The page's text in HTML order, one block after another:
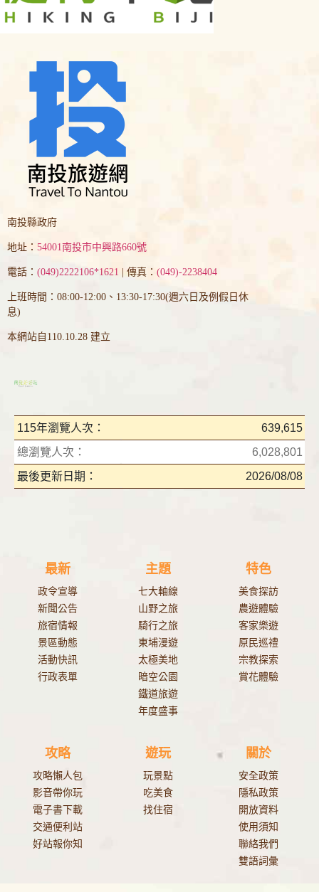
南投縣政府
地址： 54001南投市中興路660號
電話： (049)2222106*1621 | 傳真： (049)-2238404
上班時間：08:00-12:00、13:30-17:30(週六日及例假日休
息)
本網站自110.10.28 建立
115年瀏覽人次：
639,615
總瀏覽人次：
6,028,801
最後更新日期：
2026/08/08
最新
政令宣導
新聞公告
旅宿情報
景區動態
活動快訊
行政表單
主題
七大軸線
山野之旅
騎行之旅
東埔漫遊
太極美地
暗空公園
鐵道旅遊
年度盛事
特色
美食探訪
農遊體驗
客家樂遊
原民巡禮
宗教探索
賞花體驗
攻略
攻略懶人包
影音帶你玩
電子書下載
交通便利站
好站報你知
遊玩
玩景點
吃美食
找住宿
關於
安全政策
隱私政策
開放資料
使用須知
聯絡我們
雙語詞彙